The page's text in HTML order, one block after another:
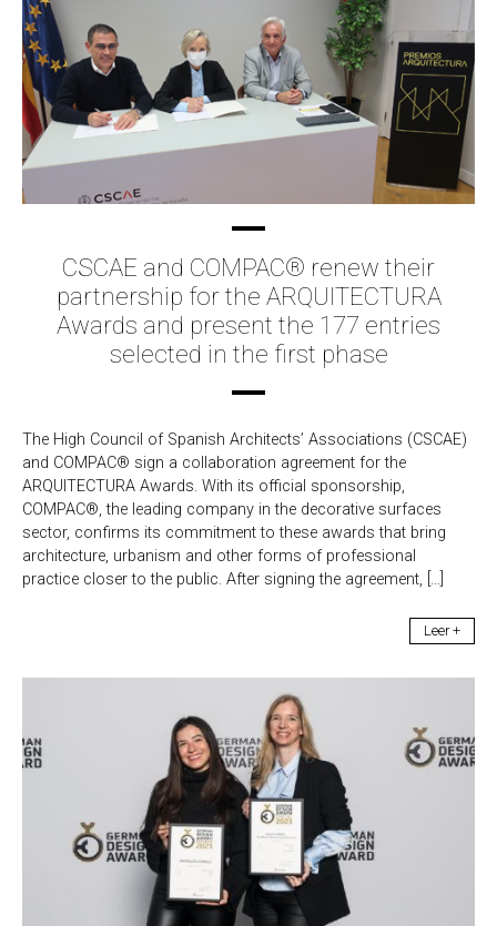
CSCAE and COMPAC® renew their
partnership for the ARQUITECTURA
Awards and present the 177 entries
selected in the first phase
The High Council of Spanish Architects’ Associations (CSCAE)
and COMPAC® sign a collaboration agreement for the
ARQUITECTURA Awards. With its official sponsorship,
COMPAC®, the leading company in the decorative surfaces
sector, confirms its commitment to these awards that bring
architecture, urbanism and other forms of professional
practice closer to the public. After signing the agreement, […]
Leer +